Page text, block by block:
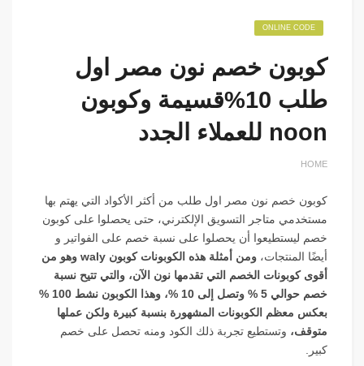
ONLINE CODE
كوبون خصم نون مصر اول
طلب 10%قسيمة وكوبون
noon للعملاء الجدد
HOME
كوبون خصم نون مصر اول طلب من أكثر الأكواد التي يهتم بها
مستخدمي متاجر التسويق الإلكترني، حتى يحصلوا على كوبون
خصم ليستطيعوا أن يحصلوا على نسبة خصم على الفواتير و
أيضًا المنتجات،
ومن أمثلة هذه الكوبونات كوبون waly وهو من
أقوى كوبونات الخصم التي تقدمها نون الآن، والتي تتيح نسبة
خصم حوالي 5 % وتصل إلى 10 %، وهذا الكوبون نشط 100 %
بعكس معظم الكوبونات المشهورة بنسبة كبيرة ولكن عملها
متوقف،وتستطيع تجربة ذلك الكود ومنه تحصل على خصم
كبير.